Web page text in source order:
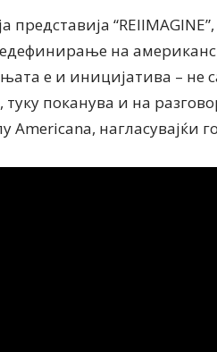
представија
на
е и иницијатива –
поканува и на
Americana, нагласувајќи